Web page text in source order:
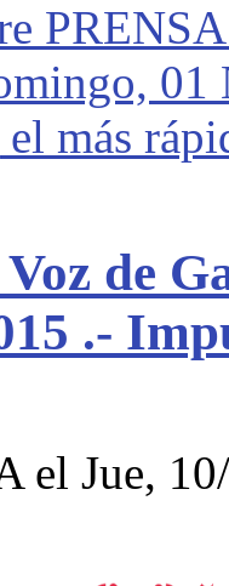
01
el más
de
.-
el Jue,